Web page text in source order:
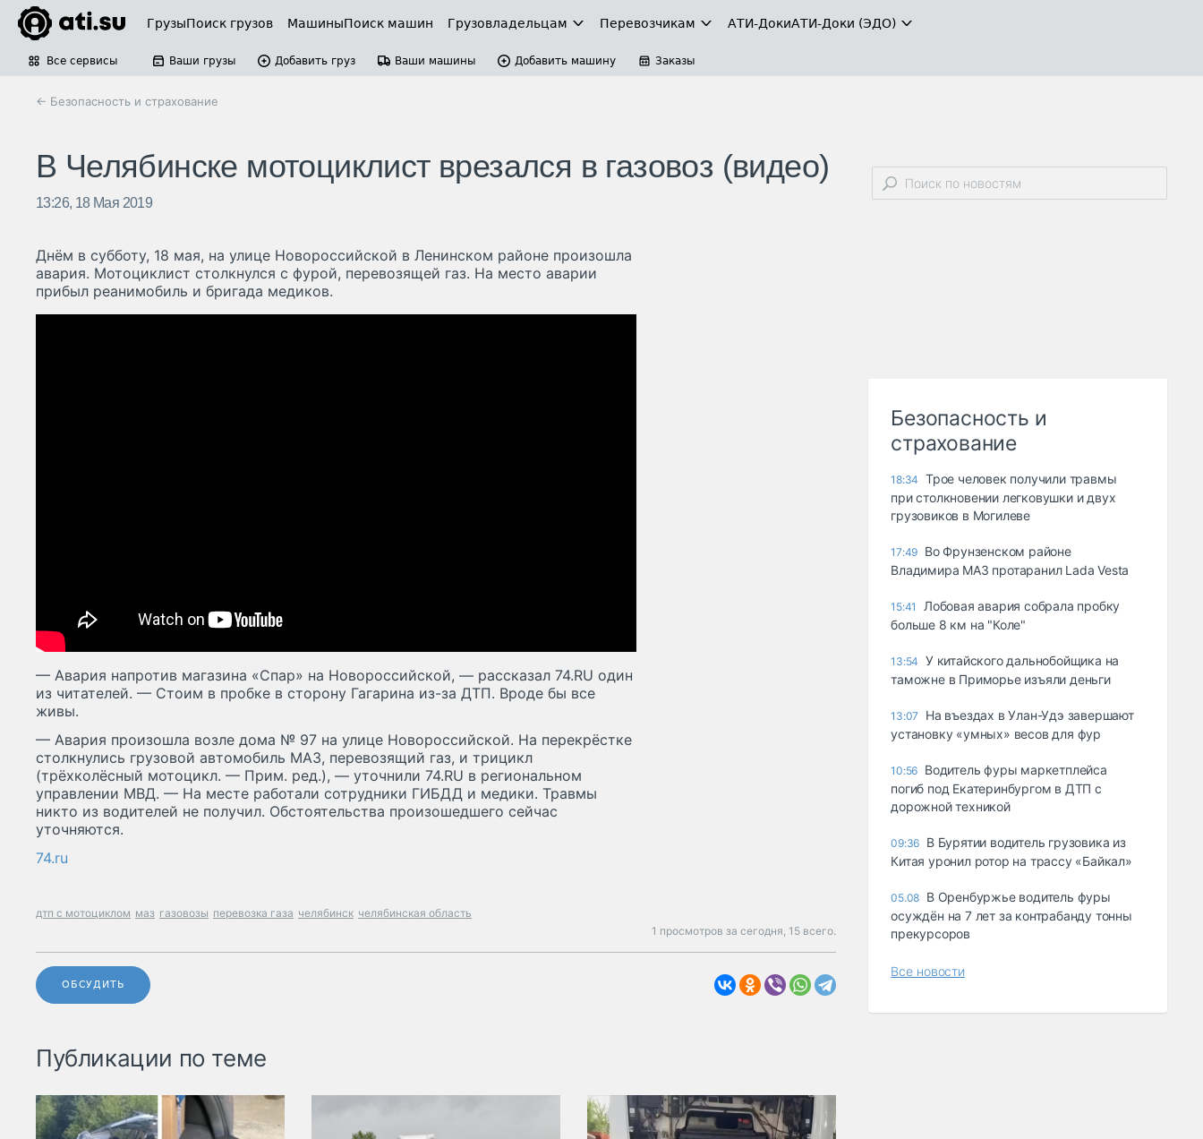
ГрузыПоиск грузов МашиныПоиск машин Грузовладельцам Перевозчикам АТИ-ДокиАТИ-Доки (ЭДО)
Все сервисы Ваши грузы Добавить груз Ваши машины Добавить машину Заказы
← Безопасность и страхование
В Челябинске мотоциклист врезался в газовоз (видео)
13:26, 18 Мая 2019
Днём в субботу, 18 мая, на улице Новороссийской в Ленинском районе произошла
авария. Мотоциклист столкнулся с фурой, перевозящей газ. На место аварии
прибыл реанимобиль и бригада медиков.
— Авария напротив магазина «Спар» на Новороссийской, — рассказал 74.RU один
из читателей. — Стоим в пробке в сторону Гагарина из-за ДТП. Вроде бы все
живы.
— Авария произошла возле дома № 97 на улице Новороссийской. На перекрёстке
столкнулись грузовой автомобиль МАЗ, перевозящий газ, и трицикл
(трёхколёсный мотоцикл. — Прим. ред.), — уточнили 74.RU в региональном
управлении МВД. — На месте работали сотрудники ГИБДД и медики. Травмы
никто из водителей не получил. Обстоятельства произошедшего сейчас
уточняются.
74.ru
дтп с мотоциклом маз газовозы перевозка газа челябинск челябинская область
1 просмотров за сегодня, 15 всего.
ОБСУДИТЬ
Публикации по теме
Безопасность и
страхование
18:34
Трое человек получили травмы
при столкновении легковушки и двух
грузовиков в Могилеве
17:49 Во Фрунзенском районе
Владимира МАЗ протаранил Lada Vesta
15:41
Лобовая авария собрала пробку
больше 8 км на "Коле"
13:54
У китайского дальнобойщика на
таможне в Приморье изъяли деньги
13:07
Ha въeздax в Улaн-Удэ зaвepшaют
ycтaнoвкy «yмныx» вecoв для фyp
10:56 Водитель фуры маркетплейса
погиб под Екатеринбургом в ДТП с
дорожной техникой
09:36 В Бурятии водитель грузовика из
Китая уронил ротор на трассу «Байкал»
05.08 В Оренбуржье водитель фуры
осуждён на 7 лет за контрабанду тонны
прекурсоров
Все новости